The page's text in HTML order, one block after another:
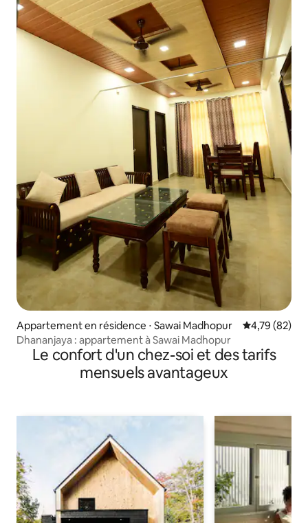
Appartement en résidence ⋅ Sawai Madhopur Évaluation
4,79 (82)
Dhananjaya : appartement à Sawai Madhopur
Le confort d'un chez-soi et des tarifs
mensuels avantageux